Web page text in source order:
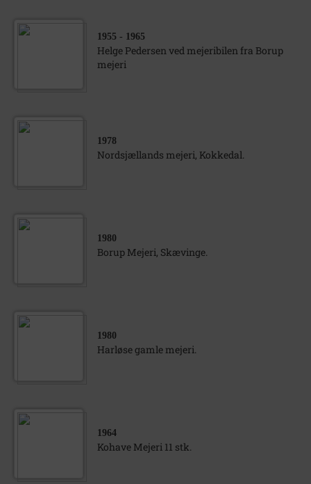
1955 - 1965
Helge Pedersen ved mejeribilen fra Borup
mejeri
1978
Nordsjællands mejeri, Kokkedal.
1980
Borup Mejeri, Skævinge.
1980
Harløse gamle mejeri.
1964
Kohave Mejeri 11 stk.